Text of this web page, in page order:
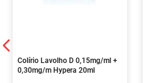
Colírio Lavolho D 0,15mg/ml +
0,30mg/m Hypera 20ml